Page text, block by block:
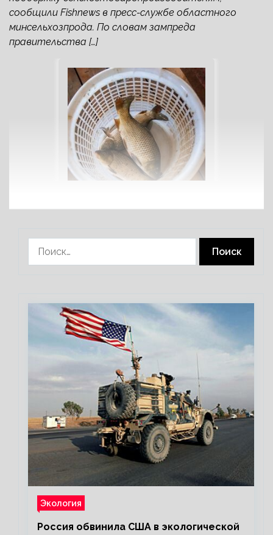
сообщили Fishnews в пресс-службе областного
минсельхозпрода. По словам зампреда
правительства […]
Экология
Россия обвинила США в экологической